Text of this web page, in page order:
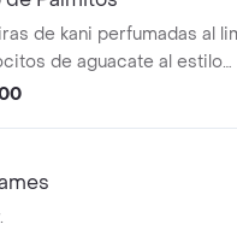
de kani perfumadas al
de aguacate al estilo